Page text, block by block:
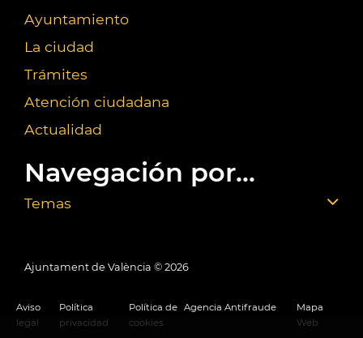
Ayuntamiento
La ciudad
Trámites
Atención ciudadana
Actualidad
Navegación por...
Temas
Ajuntament de València © 2026
Aviso
legal
Política
privacidad
Política de
cookies
Agencia Antifraude
Mapa
Web